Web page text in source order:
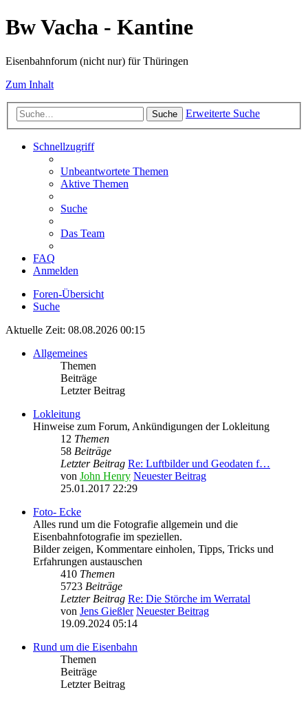
Bw Vacha - Kantine
Eisenbahnforum (nicht nur) für Thüringen
Zum Inhalt
Suche Erweiterte Suche
Schnellzugriff
Unbeantwortete Themen
Aktive Themen
Suche
Das Team
FAQ
Anmelden
Foren-Übersicht
Suche
Aktuelle Zeit: 08.08.2026 00:15
Allgemeines
Themen
Beiträge
Letzter Beitrag
Lokleitung
Hinweise zum Forum, Ankündigungen der Lokleitung
12 Themen
58 Beiträge
Letzter Beitrag Re: Luftbilder und Geodaten f…
von John Henry Neuester Beitrag
25.01.2017 22:29
Foto- Ecke
Alles rund um die Fotografie allgemein und die
Eisenbahnfotografie im speziellen.
Bilder zeigen, Kommentare einholen, Tipps, Tricks und
Erfahrungen austauschen
410 Themen
5723 Beiträge
Letzter Beitrag Re: Die Störche im Werratal
von Jens Gießler Neuester Beitrag
19.09.2024 05:14
Rund um die Eisenbahn
Themen
Beiträge
Letzter Beitrag